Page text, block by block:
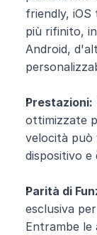
friendly, iOS
più rifinito,
Android,
Prestazioni:
ottimizzate
velocità può
dispositivo e
Parità di
esclusiva
Entrambe le